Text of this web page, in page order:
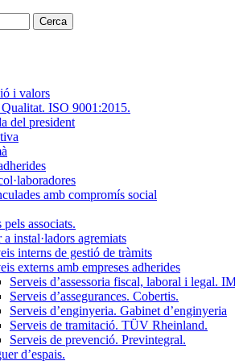
i valors
ISO 9001:2015.
del president
amb compromís social
pels associats.
a instal·ladors agremiats
interns de gestió de tràmits
externs amb empreses adherides
Serveis d’assessoria fiscal, laboral i legal.
Serveis d’assegurances. Cobertis.
Serveis d’enginyeria. Gabinet d’enginyeria
Serveis de tramitació. TÜV Rheinland.
Serveis de prevenció. Previntegral.
d’espais.